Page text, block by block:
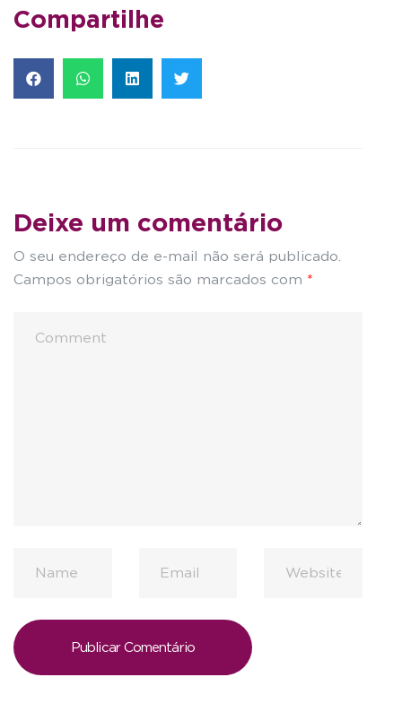
Compartilhe
Deixe um comentário
O seu endereço de e-mail não será publicado.
Campos obrigatórios são marcados com *